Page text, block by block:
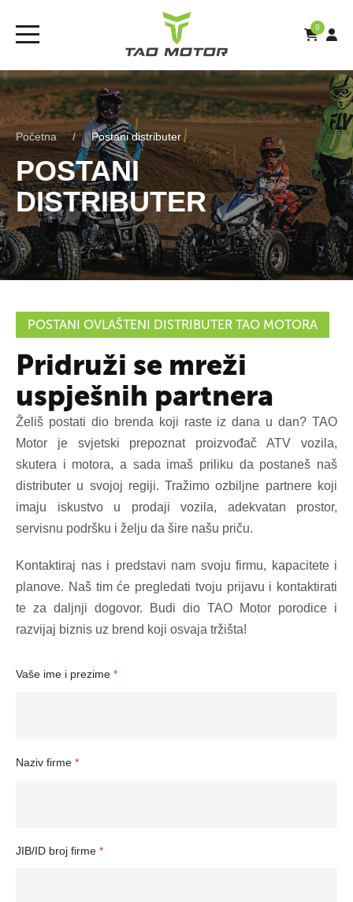
0
Početna Postani distributer
POSTANI
DISTRIBUTER
POSTANI OVLAŠTENI DISTRIBUTER TAO MOTORA
Pridruži se mreži
uspješnih partnera
Želiš postati dio brenda koji raste iz dana u dan? TAO
Motor je svjetski prepoznat proizvođač ATV vozila,
skutera i motora, a sada imaš priliku da postaneš naš
distributer u svojoj regiji. Tražimo ozbiljne partnere koji
imaju iskustvo u prodaji vozila, adekvatan prostor,
servisnu podršku i želju da šire našu priču.
Kontaktiraj nas i predstavi nam svoju firmu, kapacitete i
planove. Naš tim će pregledati tvoju prijavu i kontaktirati
te za daljnji dogovor. Budi dio TAO Motor porodice i
razvijaj biznis uz brend koji osvaja tržišta!
Vaše ime i prezime *
Naziv firme *
JIB/ID broj firme *